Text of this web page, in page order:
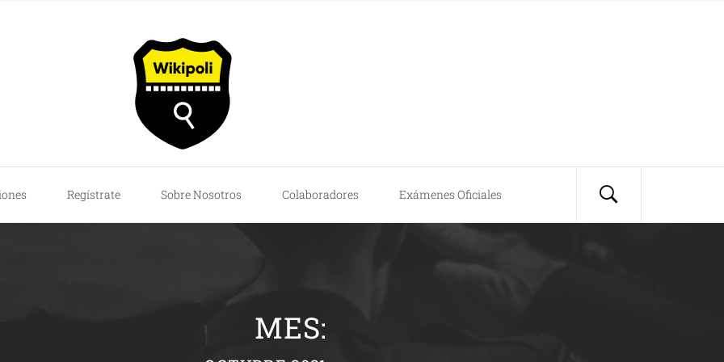
Regístrate Sobre Nosotros Colaboradores Exámenes Oficiales
MES: